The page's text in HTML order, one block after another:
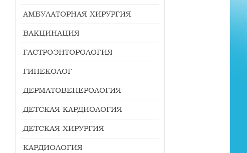
АМБУЛАТОРНАЯ ХИРУРГИЯ
ВАКЦИНАЦИЯ
ГАСТРОЭНТОРОЛОГИЯ
ГИНЕКОЛОГ
ДЕРМАТОВЕНЕРОЛОГИЯ
ДЕТСКАЯ КАРДИОЛОГИЯ
ДЕТСКАЯ ХИРУРГИЯ
КАРДИОЛОГИЯ